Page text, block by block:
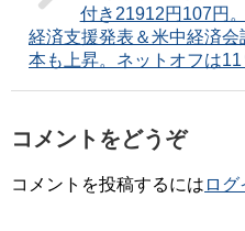
付き21912円107円
経済支援発表＆米中経済
本も上昇。ネットオフは11
コメントをどうぞ
コメントを投稿するには ログ